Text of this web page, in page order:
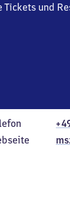
Tickets und